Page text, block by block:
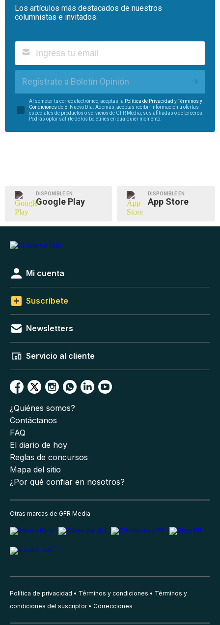
Los artículos más destacados de nuestros
columnistas e invitados.
Regístrate a Boletín Opinión
Al someter tu correo electrónico, aceptas la Política de Privacidad y
Términos y
Condiciones de El Nuevo Día. Además, aceptas recibir información u ofertas
especiales de productos o servicios de GFR Media, sus afiliadas o de terceros.
Podrás optar salirte de los boletines en cualquier momento.
DISPONIBLE EN
Google Play
DISPONIBLE EN
App Store
Mi cuenta
Suscríbete
Newsletters
Servicio al cliente
¿Quiénes somos?
Contáctanos
FAQ
El diario de hoy
Reglas de concursos
Mapa del sitio
¿Por qué confiar en nosotros?
Otras marcas de GFR Media
Política de privacidad Términos y condiciones
Términos y
condiciones del suscriptor
Correcciones